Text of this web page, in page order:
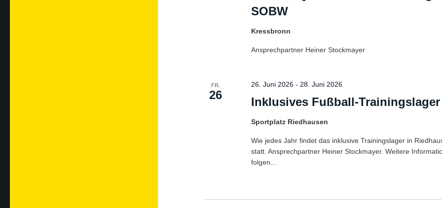
SOBW
Kressbronn
Ansprechpartner Heiner Stockmayer
FR.
26
Inklusives Fußball-Trainingslager
26. Juni 2026 - 28. Juni 2026
Sportplatz Riedhausen
Wie jedes Jahr findet das inklusive Trainingslager in
statt. Ansprechpartner Heiner Stockmayer. Weitere
folgen...